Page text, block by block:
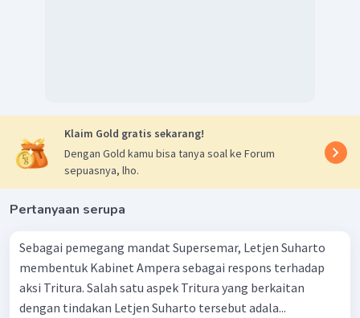
Klaim Gold gratis sekarang!
Dengan Gold kamu bisa tanya soal ke Forum
sepuasnya, lho.
Pertanyaan serupa
Sebagai pemegang mandat Supersemar, Letjen Suharto
membentuk Kabinet Ampera sebagai respons terhadap
aksi Tritura. Salah satu aspek Tritura yang berkaitan
dengan tindakan Letjen Suharto tersebut adala...